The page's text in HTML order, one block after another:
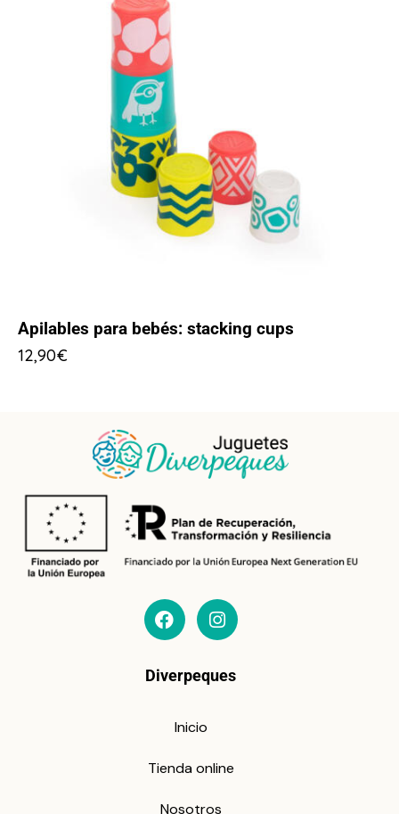
Apilables para bebés: stacking cups
12,90€
Diverpeques
Inicio
Tienda online
Nosotros